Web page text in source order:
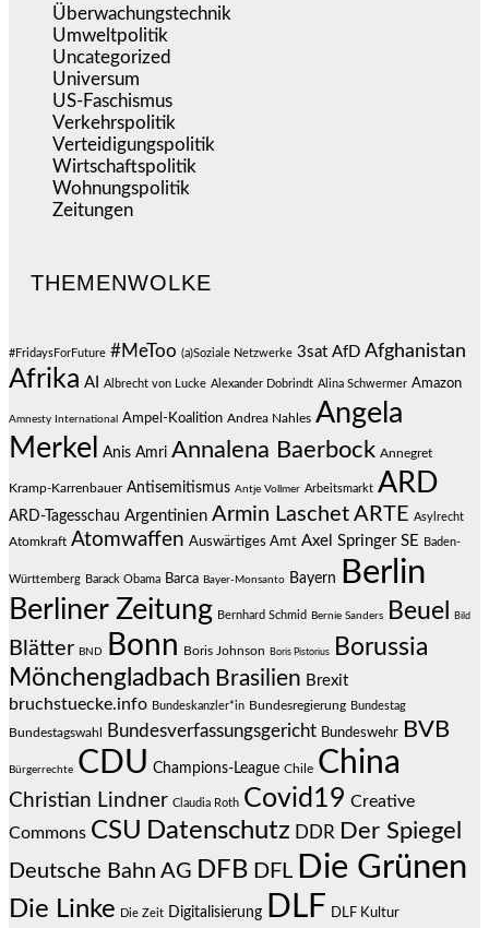
Überwachungstechnik
Umweltpolitik
Uncategorized
Universum
US-Faschismus
Verkehrspolitik
Verteidigungspolitik
Wirtschaftspolitik
Wohnungspolitik
Zeitungen
THEMENWOLKE
#FridaysForFuture #MeToo (a)Soziale Netzwerke 3sat AfD Afghanistan
Afrika AI Albrecht von Lucke Alexander Dobrindt Alina Schwermer Amazon
Amnesty International Ampel-Koalition Andrea Nahles Angela
Merkel
Anis Amri Annalena Baerbock Annegret
Kramp-Karrenbauer Antisemitismus Antje Vollmer Arbeitsmarkt ARD
ARD-Tagesschau Argentinien Armin Laschet ARTE Asylrecht
Atomkraft Atomwaffen Auswärtiges Amt Axel Springer SE Baden-
Württemberg Barack Obama Barca Bayer-Monsanto Bayern Berlin
Berliner Zeitung Bernhard Schmid Bernie Sanders Beuel Bild
Blätter BND Bonn Boris Johnson Boris Pistorius
Borussia
Mönchengladbach Brasilien Brexit
bruchstuecke.info Bundeskanzler*in Bundesregierung Bundestag
Bundestagswahl Bundesverfassungsgericht Bundeswehr BVB
Bürgerrechte CDU Champions-League Chile China
Christian Lindner Claudia Roth Covid19 Creative
Commons CSU Datenschutz DDR Der Spiegel
Deutsche Bahn AG DFB DFL Die Grünen
Die Linke Die Zeit Digitalisierung DLF DLF Kultur